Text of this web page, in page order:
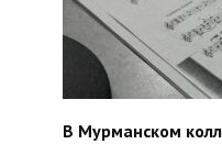
В Мурманском